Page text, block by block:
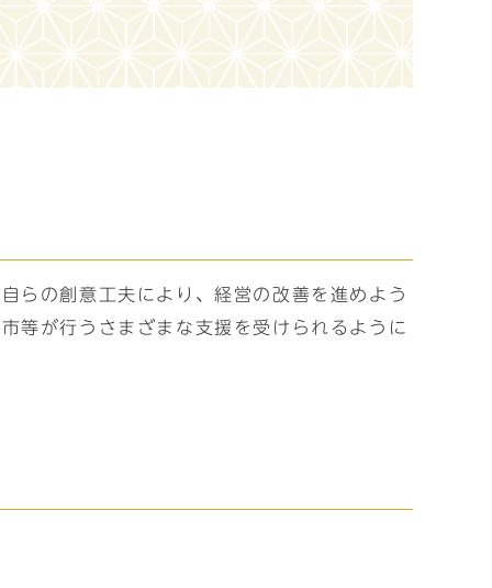
らの創意工夫により、経営の改善を進めよう
等が行うさまざまな支援を受けられるように